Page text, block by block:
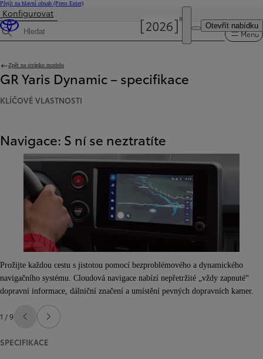
Přejít na hlavní obsah (Press Enter)
Otevřít nabídku
Byla aktualizována cena Cena vaší konfigurace činí 1 150 000 Kč
Konfigurovat
Hledat specifikace Menu
Zpět na stránku modelu
GR Yaris Dynamic – specifikace
KLÍČOVÉ VLASTNOSTI
Navigace: S ní se neztratíte
Prožijte každou cestu s jistotou pomocí bezproblémového a dynamického
navigačního systému. Cloudová navigace nabízí nepřetržité „vždy zapnuté“
dopravní informace, dálniční značení a umístění pevných dopravních kamer.
1 / 9 Předchozí
Další
SPECIFIKACE